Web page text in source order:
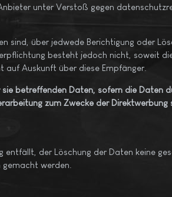
unter Verstoß gegen
sind, über jedwede Berichtigung oder
besteht jedoch nicht, soweit
Auskunft über diese Empfänger.
betreffenden Daten, sofern die Daten
zum Zwecke der
der Löschung der Daten keine
werden.